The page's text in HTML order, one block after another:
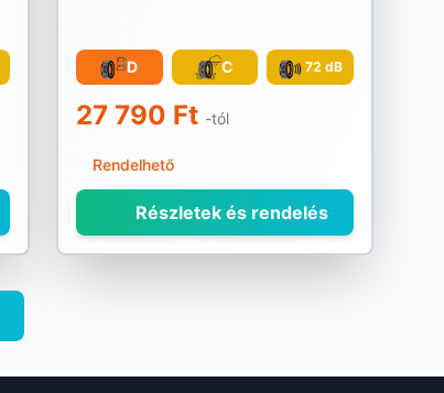
D C 72 dB
27 790 Ft -tól
Rendelhető
Részletek és rendelés